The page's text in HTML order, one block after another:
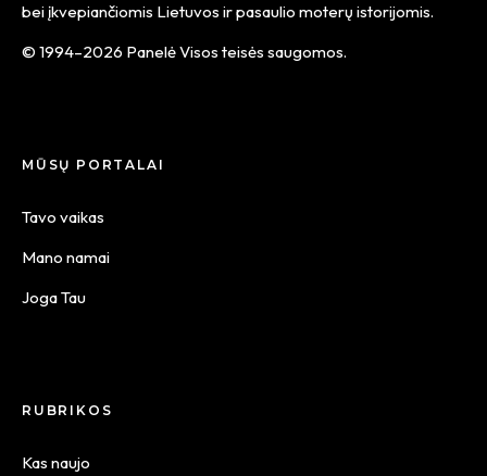
bei įkvepiančiomis Lietuvos ir pasaulio moterų istorijomis.
© 1994–2026 Panelė Visos teisės saugomos.
MŪSŲ PORTALAI
Tavo vaikas
Mano namai
Joga Tau
RUBRIKOS
Kas naujo